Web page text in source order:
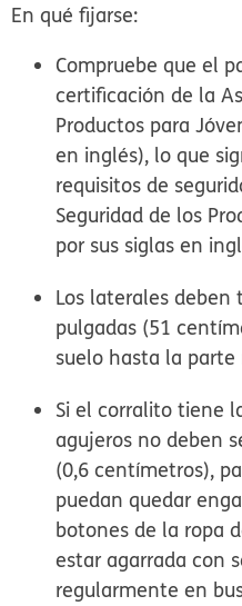
En qué fijarse:
Compruebe que el
certificación de la
Productos para
en inglés), lo que
requisitos de
Seguridad de los
por sus siglas en
Los laterales
pulgadas (51
suelo hasta la
Si el corralito tiene
agujeros no deben
(0,6 centímetros),
puedan quedar
botones de la ropa
estar agarrada con
regularmente en